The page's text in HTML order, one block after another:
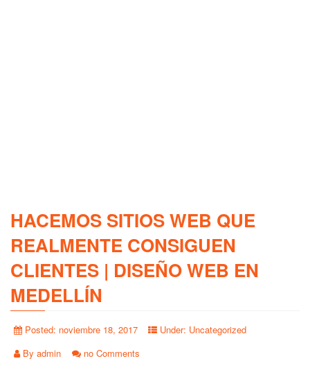
HACEMOS SITIOS WEB QUE
REALMENTE CONSIGUEN
CLIENTES | DISEÑO WEB EN
MEDELLÍN
Posted: noviembre 18, 2017 Under: Uncategorized
By admin no Comments